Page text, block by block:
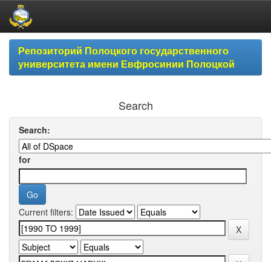
Skip
navigationРепозиторий Полоцкого государственного
университета имени Евфросинии Полоцкой
Search
Search:
for
Current filters: